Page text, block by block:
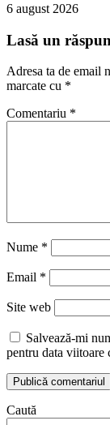
6 august 2026
Lasă un
Adresa ta de email
marcate cu *
Comentariu *
Nume *
Email *
Site web
Salvează-mi
pentru data viitoare
Caută